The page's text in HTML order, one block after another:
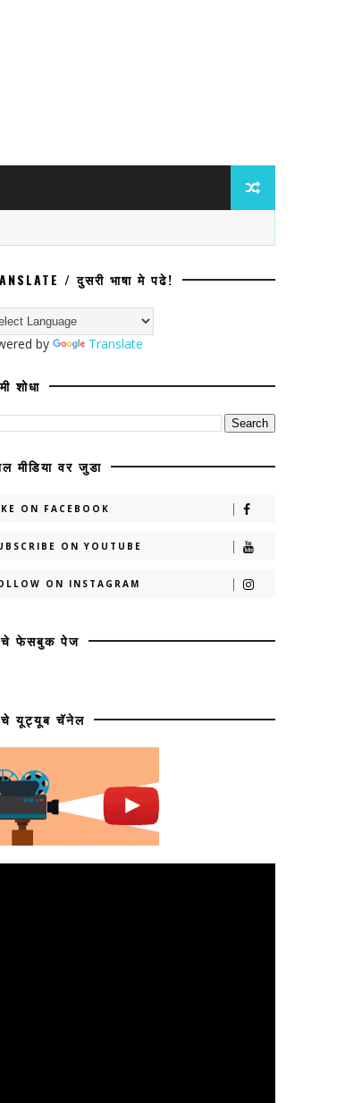
कोणतीही जीवित अथवा वित्तहानी
/ दुसरी भाषा मे पढे!
by Translate
शोधा
मीडिया वर जुडा
ON FACEBOOK
ON YOUTUBE
ON INSTAGRAM
फेसबुक पेज
यूट्यूब चॅनेल